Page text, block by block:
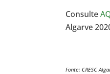
Consulte
Algarve
Fonte: CRESC